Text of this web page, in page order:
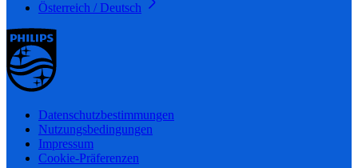
Österreich / Deutsch
Datenschutzbestimmungen
Nutzungsbedingungen
Impressum
Cookie-Präferenzen